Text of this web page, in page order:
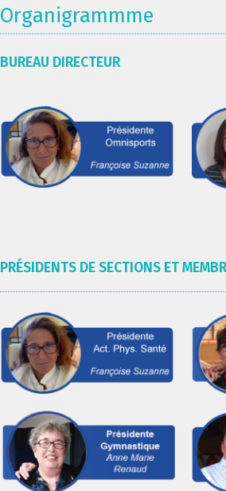
Organigrammme
BUREAU DIRECTEUR
PRÉSIDENTS DE SECTIONS ET